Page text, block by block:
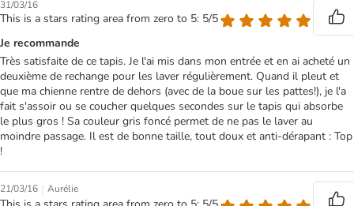
31/03/16
This is a stars rating area from zero to 5: 5/5
Je recommande
Très satisfaite de ce tapis. Je l'ai mis dans mon entrée et en ai acheté un
deuxième de rechange pour les laver régulièrement. Quand il pleut et
que ma chienne rentre de dehors (avec de la boue sur les pattes!), je l'a
fait s'assoir ou se coucher quelques secondes sur le tapis qui absorbe
le plus gros ! Sa couleur gris foncé permet de ne pas le laver au
moindre passage. Il est de bonne taille, tout doux et anti-dérapant : Top
!
21/03/16 | Aurélie